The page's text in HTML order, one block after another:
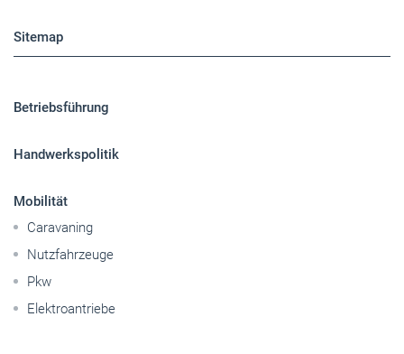
Sitemap
Betriebsführung
Handwerkspolitik
Mobilität
Caravaning
Nutzfahrzeuge
Pkw
Elektroantriebe